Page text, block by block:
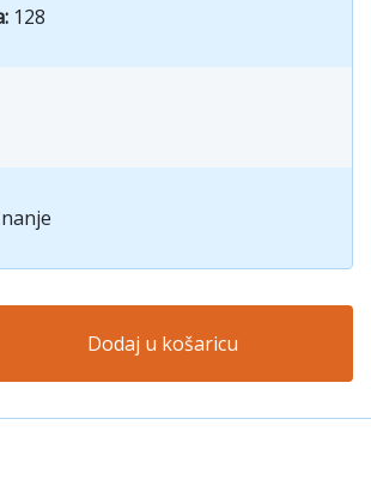
128
Dodaj u košaricu